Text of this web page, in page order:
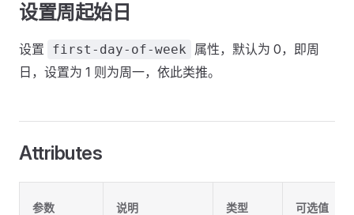
设置周起始日
设置 first-day-of-week
属性，默认为 0，即周
日，设置为 1 则为周一，依此类推。
Attributes
参数 说明 类型 可选值